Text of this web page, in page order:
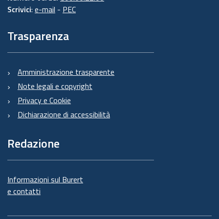
Scrivici: e-mail - PEC
Trasparenza
Amministrazione trasparente
Note legali e copyright
Privacy e Cookie
Dichiarazione di accessibilità
Redazione
Informazioni sul Burert
e contatti